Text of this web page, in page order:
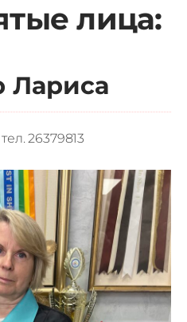
лица:
Лариса
26379813